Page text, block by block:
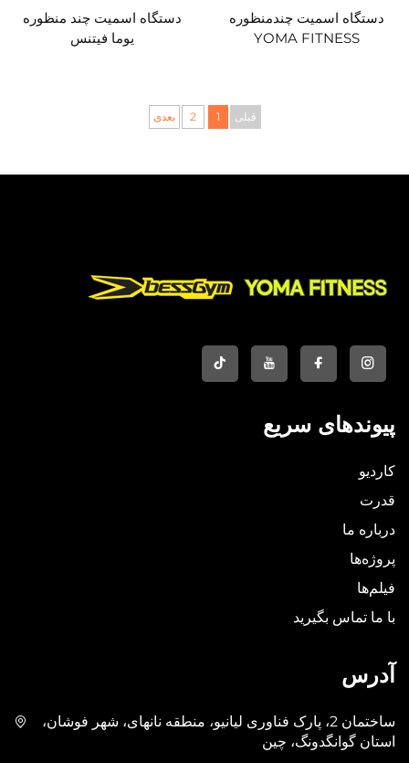
دستگاه اسمیت چندمنظوره
YOMA FITNESS
دستگاه اسمیت چند منظوره
یوما فیتنس
قبلی 1
2 بعدی
پیوندهای سریع
کاردیو
قدرت
درباره ما
پروژه‌ها
فیلم‌ها
با ما تماس بگیرید
آدرس
ساختمان 2، پارک فناوری لیانیو، منطقه نانهای، شهر فوشان،
استان گوانگدونگ، چین